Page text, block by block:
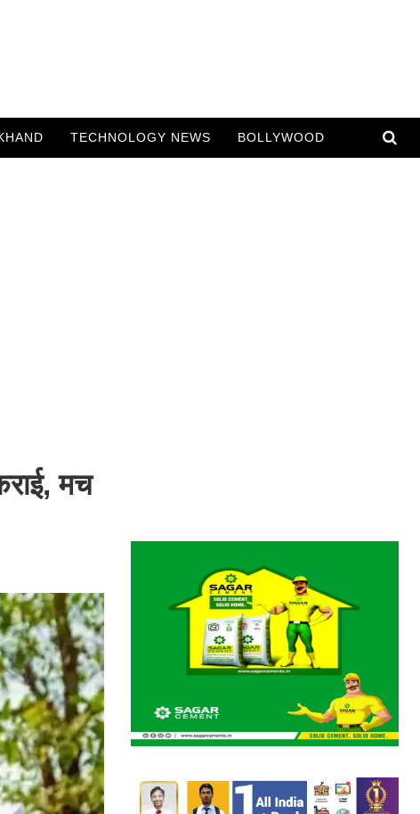
TECHNOLOGY NEWS BOLLYWOOD
मच